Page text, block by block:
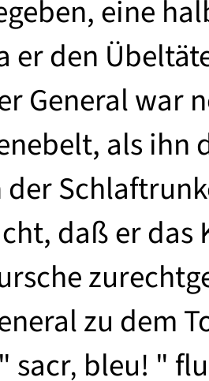
eine
er den
General war
als ihn
der
daß er das
zu dem
sacr‚ bleu! "